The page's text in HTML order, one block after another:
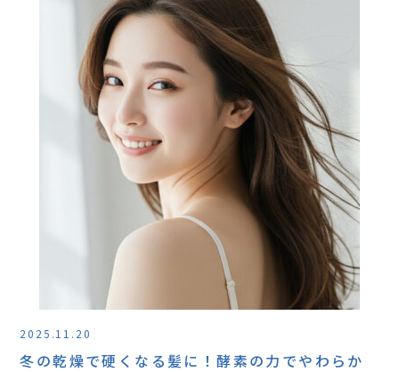
2025.11.20
冬の乾燥で硬くなる髪に！酵素の力でやわらか